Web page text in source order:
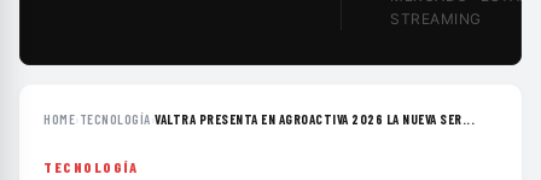
STREAMING
HOME› TECNOLOGÍA›VALTRA PRESENTA EN AGROACTIVA 2026 LA NUEVA SER...
TECNOLOGÍA